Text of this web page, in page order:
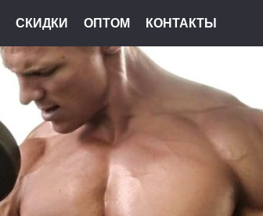
СКИДКИ ОПТОМ КОНТАКТЫ